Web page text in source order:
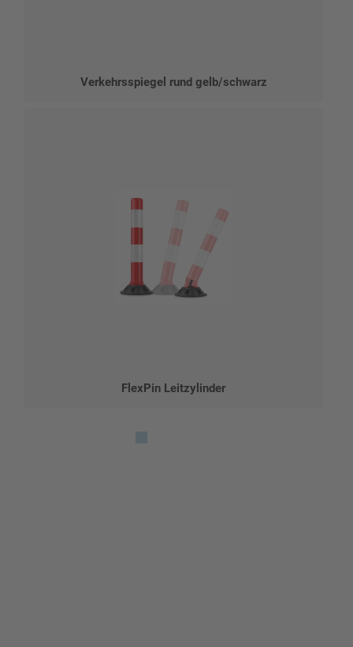
Verkehrsspiegel rund gelb/schwarz
FlexPin Leitzylinder